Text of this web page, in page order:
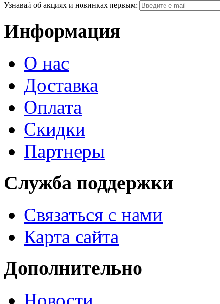
Узнавай об акциях и новинках первым:
Информация
О нас
Доставка
Оплата
Скидки
Партнеры
Служба поддержки
Связаться с нами
Карта сайта
Дополнительно